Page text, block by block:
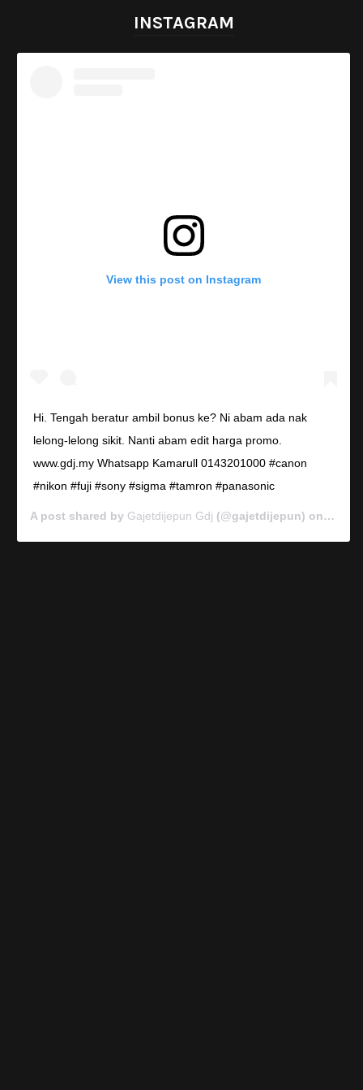
INSTAGRAM
View this post on Instagram
Hi. Tengah beratur ambil bonus ke? Ni abam ada nak
lelong-lelong sikit. Nanti abam edit harga promo.
www.gdj.my Whatsapp Kamarull 0143201000 #canon
#nikon #fuji #sony #sigma #tamron #panasonic
A post shared by Gajetdijepun Gdj (@gajetdijepun) on Jan 7,